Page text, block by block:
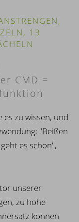
13
CMD =
zu wissen, und
"Beißen
es schon",
unserer
zu hohe
können